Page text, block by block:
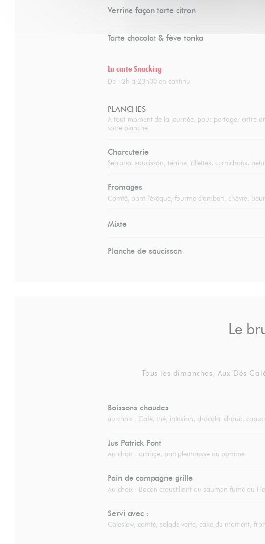
Verrine façon tarte citron
Tarte chocolat & fève tonka
La carte Snacking
De 12h à 23h00 en continu
PLANCHES
A tout moment de la journée, pour partager entre
votre planche.
Charcuterie
Serrano, saucisson, terrine, rillettes, cornichons,
Fromages
Comté, pont l'évêque, fourme d'ambert, chèvre,
Mixte
Planche de saucisson
Le
Tous les dimanches, Aux Dés
Boissons chaudes
au choix : Café, thé, infusion, chocolat chaud,
Jus Patrick Font
Au choix : orange, pamplemousse ou pomme
Pain de campagne grillé
Au choix : Bacon croustillant ou saumon fumé ou
Servi avec :
Coleslaw, comté, salade verte, cake du moment,